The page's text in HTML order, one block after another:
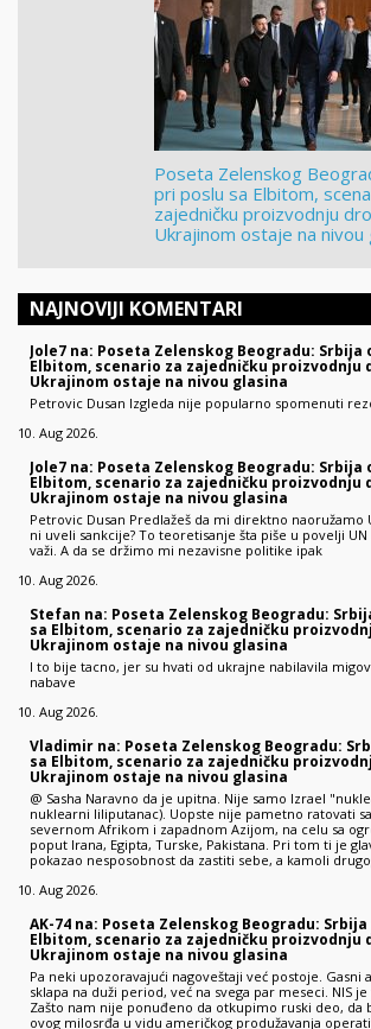
Poseta Zelenskog
pri poslu sa Elbitom,
zajedničku proizvodnju
Ukrajinom ostaje na nivou
NAJNOVIJI KOMENTARI
Jole7 na: Poseta Zelenskog Beogradu:
Elbitom, scenario za zajedničku proizvodnju
Ukrajinom ostaje na nivou glasina
Petrovic Dusan Izgleda nije popularno spomenuti
10. Aug 2026.
Jole7 na: Poseta Zelenskog Beogradu:
Elbitom, scenario za zajedničku proizvodnju
Ukrajinom ostaje na nivou glasina
Petrovic Dusan Predlažeš da mi direktno naoružamo
ni uveli sankcije? To teoretisanje šta piše u povelji
važi. A da se držimo mi nezavisne politike ipak
10. Aug 2026.
Stefan na: Poseta Zelenskog Beogradu:
sa Elbitom, scenario za zajedničku
Ukrajinom ostaje na nivou glasina
I to bije tacno, jer su hvati od ukrajne nabilavila
nabave
10. Aug 2026.
Vladimir na: Poseta Zelenskog Beogradu:
sa Elbitom, scenario za zajedničku
Ukrajinom ostaje na nivou glasina
@ Sasha Naravno da je upitna. Nije samo Izrael
nuklearni liliputanac). Uopste nije pametno ratovati
severnom Afrikom i zapadnom Azijom, na celu sa
poput Irana, Egipta, Turske, Pakistana. Pri tom ti je
pokazao nesposobnost da zastiti sebe, a kamoli
10. Aug 2026.
AK-74 na: Poseta Zelenskog Beogradu:
Elbitom, scenario za zajedničku proizvodnju
Ukrajinom ostaje na nivou glasina
Pa neki upozoravajući nagoveštaji već postoje. Gasni
sklapa na duži period, već na svega par meseci. NIS
Zašto nam nije ponuđeno da otkupimo ruski deo, da
ovog milosrđa u vidu američkog produžavanja